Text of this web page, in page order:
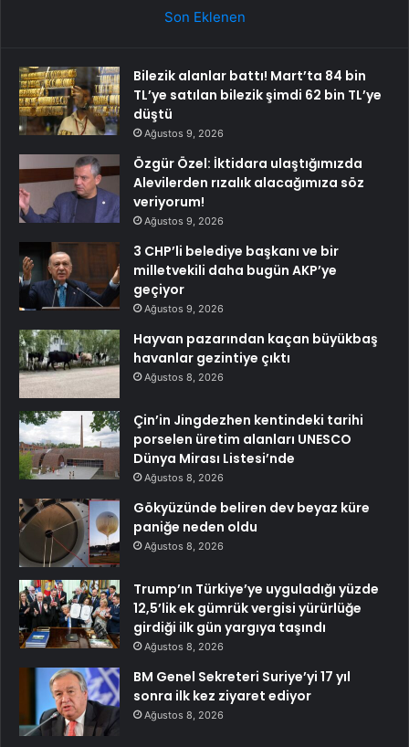
Son Eklenen
Bilezik alanlar battı! Mart’ta 84 bin
TL’ye satılan bilezik şimdi 62 bin TL’ye
düştü
Ağustos 9, 2026
Özgür Özel: İktidara ulaştığımızda
Alevilerden rızalık alacağımıza söz
veriyorum!
Ağustos 9, 2026
3 CHP’li belediye başkanı ve bir
milletvekili daha bugün AKP’ye
geçiyor
Ağustos 9, 2026
Hayvan pazarından kaçan büyükbaş
havanlar gezintiye çıktı
Ağustos 8, 2026
Çin’in Jingdezhen kentindeki tarihi
porselen üretim alanları UNESCO
Dünya Mirası Listesi’nde
Ağustos 8, 2026
Gökyüzünde beliren dev beyaz küre
paniğe neden oldu
Ağustos 8, 2026
Trump’ın Türkiye’ye uyguladığı yüzde
12,5’lik ek gümrük vergisi yürürlüğe
girdiği ilk gün yargıya taşındı
Ağustos 8, 2026
BM Genel Sekreteri Suriye’yi 17 yıl
sonra ilk kez ziyaret ediyor
Ağustos 8, 2026